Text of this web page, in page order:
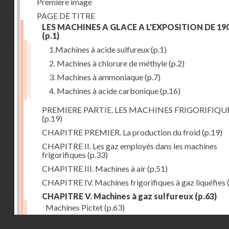
PAGE DE TITRE
LES MACHINES A GLACE A L'EXPOSITION DE
(p.1)
1.Machines à acide sulfureux(p.1)
2. Machines à chlorure de méthyle(p.2)
3. Machines à ammoniaque(p.7)
4. Machines à acide carbonique(p.16)
PREMIERE PARTIE. LES MACHINES
(p.19)
CHAPITRE PREMIER. La production du froid(p.19)
CHAPITRE II. Les gaz employés dans les machines
frigorifiques (p.33)
CHAPITRE III. Machines à air(p.51)
CHAPITRE IV. Machines frigorifiques à gaz liquéfies
CHAPITRE V. Machines à gaz sulfureux (p.63)
Machines Pictet(p.63)